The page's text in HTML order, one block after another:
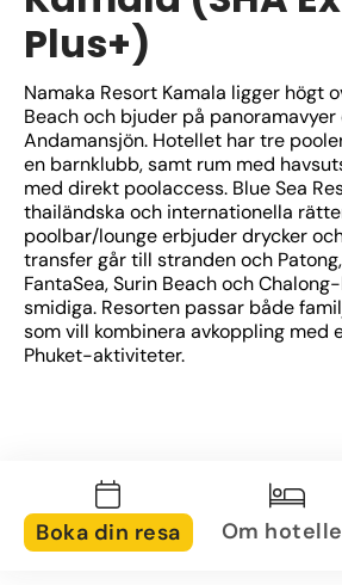
Plus+)
Namaka Resort Kamala ligger högt
Beach och bjuder på panoramavyer
Andamansjön. Hotellet har tre
en barnklubb, samt rum med
med direkt poolaccess. Blue Sea
thailändska och internationella
poolbar/lounge erbjuder drycker
transfer går till stranden och
FantaSea, Surin Beach och
smidiga. Resorten passar både
som vill kombinera avkoppling med
Phuket-aktiviteter.
Boka din resa Om